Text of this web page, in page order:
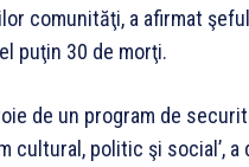
comunităţi, a afirmat
puţin 30 de morţi.
de un program de
cultural, politic şi social’,